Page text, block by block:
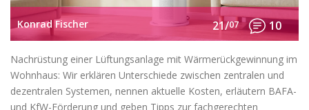
Konrad Fischer 21/07 10
Nachrüstung einer Lüftungsanlage mit Wärmerückgewinnung im
Wohnhaus: Wir erklären Unterschiede zwischen zentralen und
dezentralen Systemen, nennen aktuelle Kosten, erläutern BAFA-
und KfW-Förderung und geben Tipps zur fachgerechten